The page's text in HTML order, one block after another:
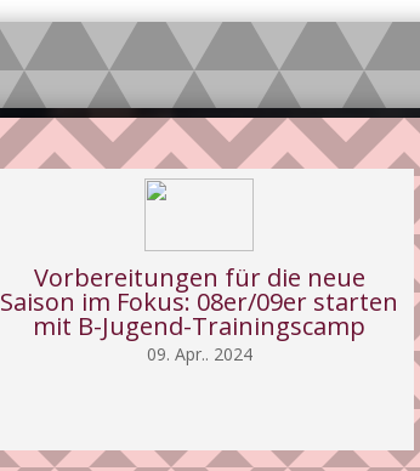
Vorbereitungen für die neue
Saison im Fokus: 08er/09er starten
mit B-Jugend-Trainingscamp
09. Apr.. 2024